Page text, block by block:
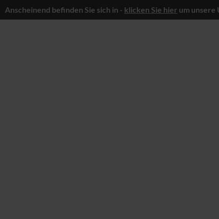
Anscheinend befinden Sie sich in - klicken Sie hier um unsere